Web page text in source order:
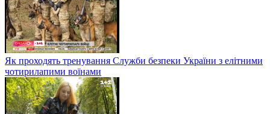
Як проходять тренування Служби безпеки України з елітними
чотирилапими воїнами